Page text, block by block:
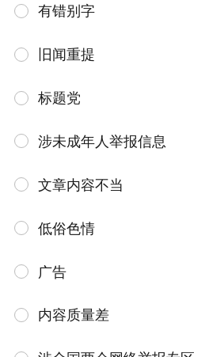
有错别字
旧闻重提
标题党
涉未成年人举报信息
文章内容不当
低俗色情
广告
内容质量差